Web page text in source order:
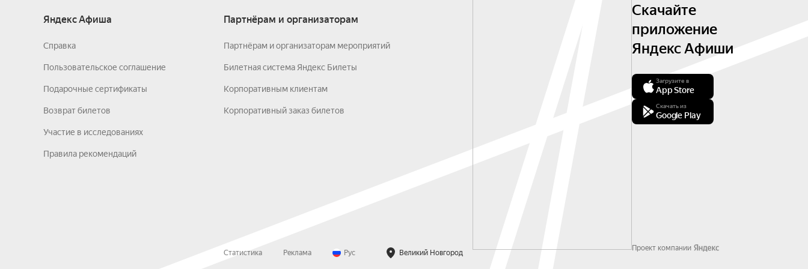
Яндекс Афиша
Справка
Пользовательское соглашение
Подарочные сертификаты
Возврат билетов
Участие в исследованиях
Правила рекомендаций
Партнёрам и организаторам
Партнёрам и организаторам мероприятий
Билетная система Яндекс Билеты
Корпоративным клиентам
Корпоративный заказ билетов
Статистика Реклама Рус Великий Новгород
Скачайте
приложение
Яндекс Афиши
Загрузите в
App Store
Скачать из
Google Play
Проект компании